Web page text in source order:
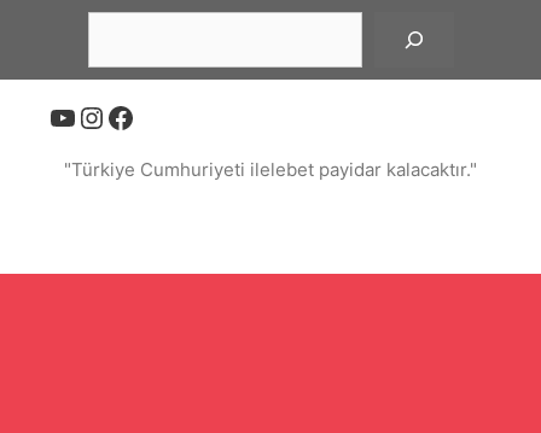
YouTube
Instagram
Facebook
"Türkiye Cumhuriyeti ilelebet payidar kalacaktır."